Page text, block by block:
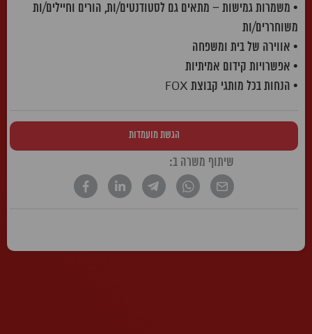
• משמרות גמישות – מתאים גם לסטודנטים/ות, הורים וחיילים/ות
משוחררים/ות
• אווירה של בית ומשפחה
• אפשרויות קידום אמיתיות
• הנחות בכל מותגי קבוצת FOX
הגשת מועמדות
שיתוף משרה ב: